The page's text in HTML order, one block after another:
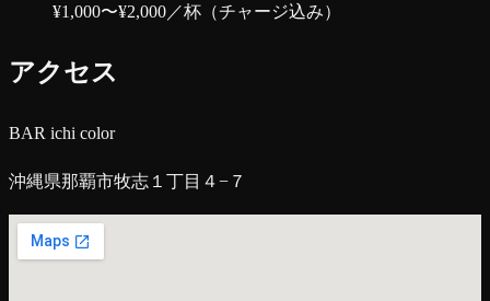
¥1,000〜¥2,000 ／杯（チャージ込み）
アクセス
BAR ichi color
沖縄県那覇市牧志１丁目４−７